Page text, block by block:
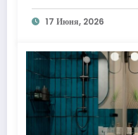
17 Июня, 2026